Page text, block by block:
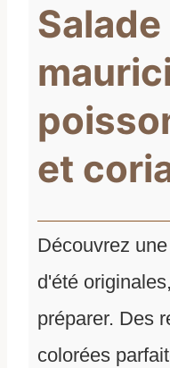
Salade
et
Découvrez
d'été
préparer. Des
colorées